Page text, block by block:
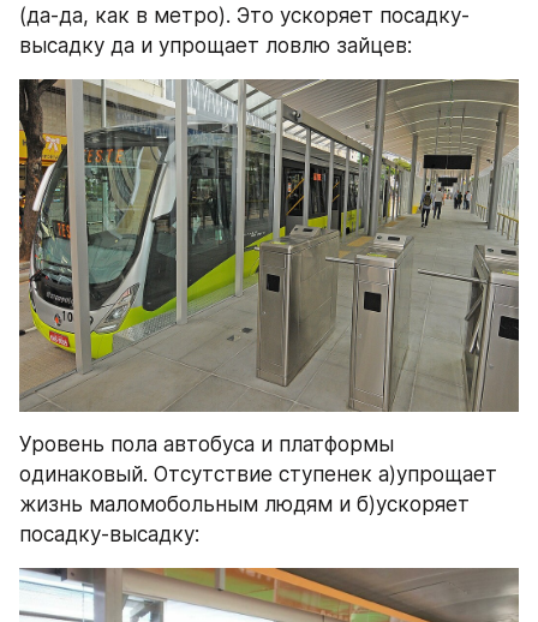
(да-да, как в метро). Это ускоряет посадку-
высадку да и упрощает ловлю зайцев:
Уровень пола автобуса и платформы
одинаковый. Отсутствие ступенек а)упрощает
жизнь маломобольным людям и б)ускоряет
посадку-высадку: